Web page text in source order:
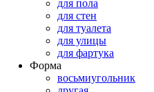
для пола
для стен
для туалета
для улицы
для фартука
Форма
восьмиугольник